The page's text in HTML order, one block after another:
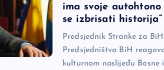
ima svoje
se izbrisati historija“
Predsjednik Stranke za
Predsjedništva BiH
kulturnom naslijeđu